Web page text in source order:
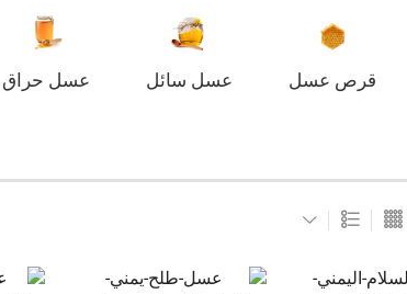
قرص عسل عسل سائل عسل حراق